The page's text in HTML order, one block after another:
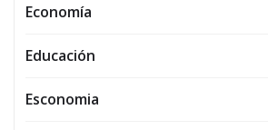
Economía
Educación
Esconomia